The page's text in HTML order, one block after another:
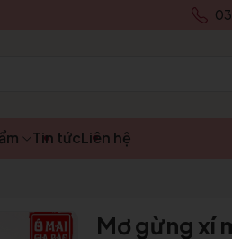
Tin tứcLiên hệ
Mơ gừng xí